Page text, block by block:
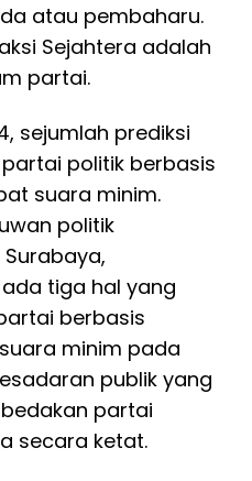
atau pembaharu.
Sejahtera adalah
partai.
sejumlah prediksi
politik berbasis
suara minim.
politik
tiga hal yang
berbasis
minim pada
publik yang
partai
secara ketat.